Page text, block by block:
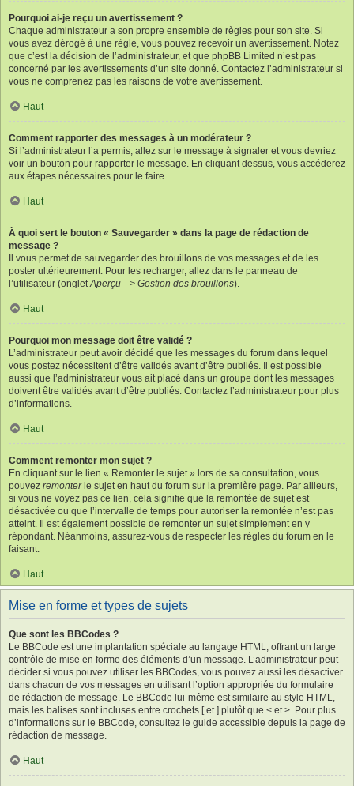
Pourquoi ai-je reçu un avertissement ?
Chaque administrateur a son propre ensemble de règles pour son site. Si
vous avez dérogé à une règle, vous pouvez recevoir un avertissement. Notez
que c’est la décision de l’administrateur, et que phpBB Limited n’est pas
concerné par les avertissements d’un site donné. Contactez l’administrateur si
vous ne comprenez pas les raisons de votre avertissement.
Haut
Comment rapporter des messages à un modérateur ?
Si l’administrateur l’a permis, allez sur le message à signaler et vous devriez
voir un bouton pour rapporter le message. En cliquant dessus, vous accéderez
aux étapes nécessaires pour le faire.
Haut
À quoi sert le bouton « Sauvegarder » dans la page de rédaction de
message ?
Il vous permet de sauvegarder des brouillons de vos messages et de les
poster ultérieurement. Pour les recharger, allez dans le panneau de
l’utilisateur (ongletAperçu --> Gestion des brouillons).
Haut
Pourquoi mon message doit être validé ?
L’administrateur peut avoir décidé que les messages du forum dans lequel
vous postez nécessitent d’être validés avant d’être publiés. Il est possible
aussi que l’administrateur vous ait placé dans un groupe dont les messages
doivent être validés avant d’être publiés. Contactez l’administrateur pour plus
d’informations.
Haut
Comment remonter mon sujet ?
En cliquant sur le lien « Remonter le sujet » lors de sa consultation, vous
pouvez remonterle sujet en haut du forum sur la première page. Par ailleurs,
si vous ne voyez pas ce lien, cela signifie que la remontée de sujet est
désactivée ou que l’intervalle de temps pour autoriser la remontée n’est pas
atteint. Il est également possible de remonter un sujet simplement en y
répondant. Néanmoins, assurez-vous de respecter les règles du forum en le
faisant.
Haut
Mise en forme et types de sujets
Que sont les BBCodes ?
Le BBCode est une implantation spéciale au langage HTML, offrant un large
contrôle de mise en forme des éléments d’un message. L’administrateur peut
décider si vous pouvez utiliser les BBCodes, vous pouvez aussi les désactiver
dans chacun de vos messages en utilisant l’option appropriée du formulaire
de rédaction de message. Le BBCode lui-même est similaire au style HTML,
mais les balises sont incluses entre crochets [ et ] plutôt que < et >. Pour plus
d’informations sur le BBCode, consultez le guide accessible depuis la page de
rédaction de message.
Haut